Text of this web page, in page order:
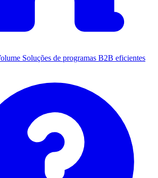
Soluções de programas B2B eficientes